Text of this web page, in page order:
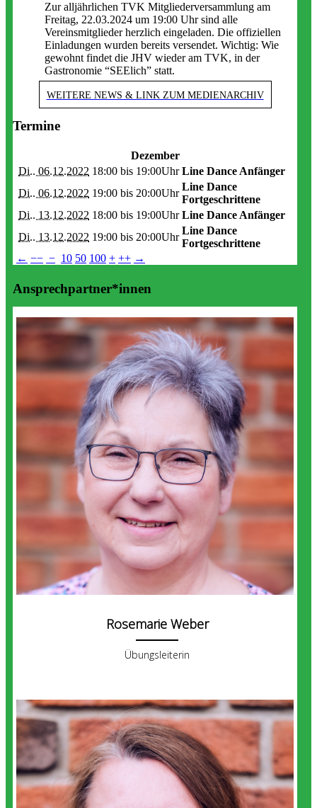
Zur alljährlichen TVK Mitgliederversammlung am
Freitag, 22.03.2024 um 19:00 Uhr sind alle
Vereinsmitglieder herzlich eingeladen. Die offiziellen
Einladungen wurden bereits versendet. Wichtig: Wie
gewohnt findet die JHV wieder am TVK, in der
Gastronomie “SEElich” statt.
WEITERE NEWS & LINK ZUM MEDIENARCHIV
Termine
Dezember
Di.. 06.12.2022 18:00 bis 19:00Uhr Line Dance Anfänger
Di.. 06.12.2022 19:00 bis 20:00Uhr
Line Dance
Fortgeschrittene
Di.. 13.12.2022 18:00 bis 19:00Uhr Line Dance Anfänger
Di.. 13.12.2022 19:00 bis 20:00Uhr
Line Dance
Fortgeschrittene
← −− − 10 50 100 + ++ →
Ansprechpartner*innen
Rosemarie Weber
Übungsleiterin